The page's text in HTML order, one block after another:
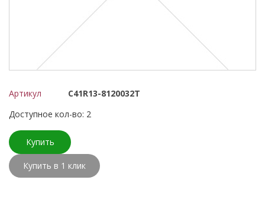
Артикул
C41R13-8120032Т
Доступное кол-во: 2
Купить
Купить в 1 клик